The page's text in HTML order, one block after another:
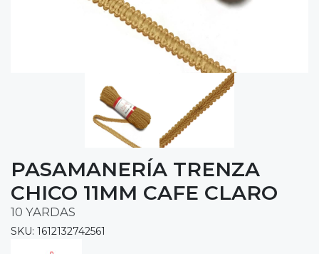
PASAMANERÍA TRENZA
CHICO 11MM CAFE CLARO
10 YARDAS
SKU: 1612132742561